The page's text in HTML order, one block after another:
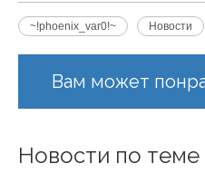
~!phoenix_var0!~ Новости
Вам может
Новости по теме